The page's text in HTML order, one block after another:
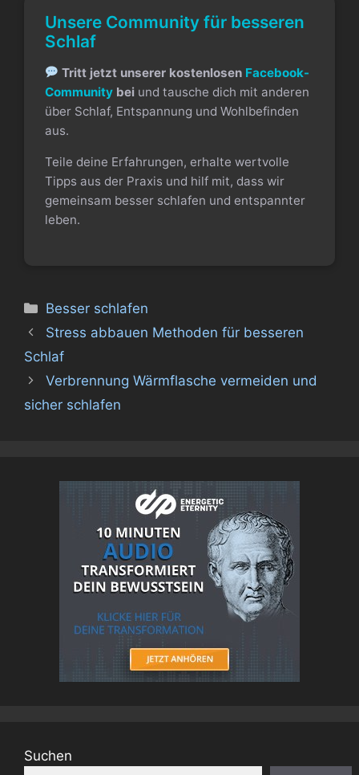
Unsere Community für besseren
Schlaf
Tritt jetzt unserer kostenlosen Facebook-
Communitybeiund tausche dich mit anderen
über Schlaf, Entspannung und Wohlbefinden
aus.
Teile deine Erfahrungen, erhalte wertvolle
Tipps aus der Praxis und hilf mit, dass wir
gemeinsam besser schlafen und entspannter
leben.
Kategorien
Besser schlafen
Stress abbauen Methoden für besseren
Schlaf
Verbrennung Wärmflasche vermeiden und
sicher schlafen
Suchen